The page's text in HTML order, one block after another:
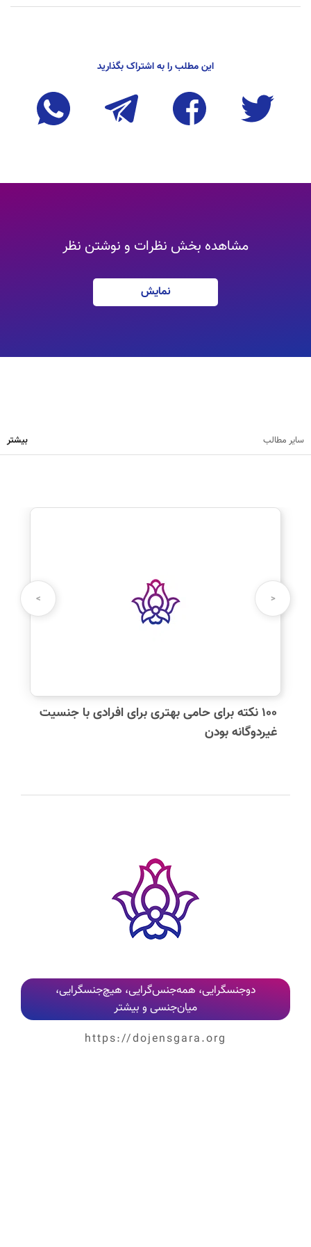
این مطلب را به اشتراک بگذارید
مشاهده بخش نظرات و نوشتن نظر
نمایش
کلیه نظرات پس از بررسی و تایید مدیر وب‌سایت، به‌صورت عمومی منتشر می‌شوند
سایر مطالب بیشتر
<
>
۱۰۰ نکته‌ برای حامی بهتری برای افرادی با جنسیت
غیردوگانه بودن
دوجنسگرایی، همه‌جنس‌گرایی، هیچ‌جنسگرایی،
میان‌جنسی و بیشتر
https://dojensgara.org